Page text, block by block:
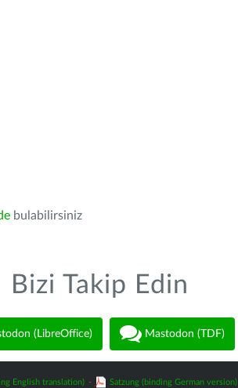
bulabilirsiniz
Bizi Takip Edin
(LibreOffice) Mastodon (TDF)
English translation) - Satzung (binding German version)